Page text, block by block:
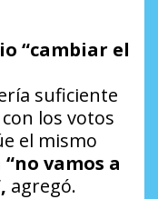
“cambiar el
suficiente
los votos
el mismo
vamos a
agregó.